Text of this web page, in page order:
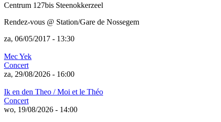
Centrum 127bis Steenokkerzeel
Rendez-vous @ Station/Gare de Nossegem
za, 06/05/2017 - 13:30
Mec Yek
Concert
za, 29/08/2026 - 16:00
Ik en den Theo / Moi et le Théo
Concert
wo, 19/08/2026 - 14:00